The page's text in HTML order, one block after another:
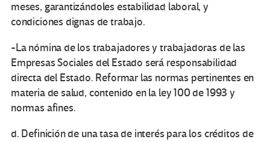
meses, garantizándoles estabilidad laboral, y
condiciones dignas de trabajo.
-La nómina de los trabajadores y trabajadoras de las
Empresas Sociales del Estado será responsabilidad
directa del Estado. Reformar las normas pertinentes en
materia de salud, contenido en la ley 100 de 1993 y
normas afines.
d. Definición de una tasa de interés para los créditos de